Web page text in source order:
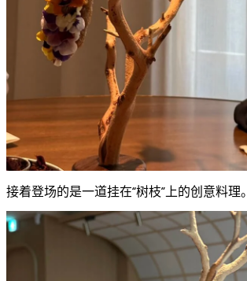
接着登场的是一道挂在“树枝”上的创意料理。